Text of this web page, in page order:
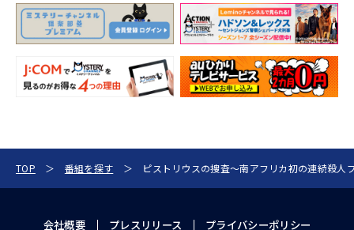
TOP 番組を探す ピストリウスの捜査～南アフリカ初の連続殺人
会社概要 プレスリリース
プライバシーポリシー